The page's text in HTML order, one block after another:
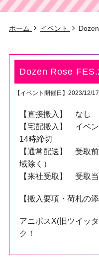
ホーム イベント
Dozen Rose
【イベント開催日】2023/12/17
【直接搬入】 なし
【宅配搬入】 イベ
14時締切
【通常配送】 受取
域除く）
【来社受取】 受取
【搬入要項・荷札の
アニポスX(旧ツイッタ
ク！